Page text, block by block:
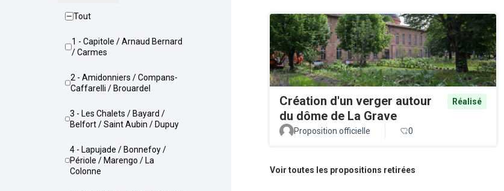
Tout
1 - Capitole / Arnaud Bernard
/ Carmes
2 - Amidonniers / Compans-
Caffarelli / Brouardel
3 - Les Chalets / Bayard /
Belfort / Saint Aubin / Dupuy
4 - Lapujade / Bonnefoy /
Périole / Marengo / La
Colonne
Création d'un verger autour
du dôme de La Grave
Réalisé
Proposition officielle 0
Voir toutes les propositions retirées